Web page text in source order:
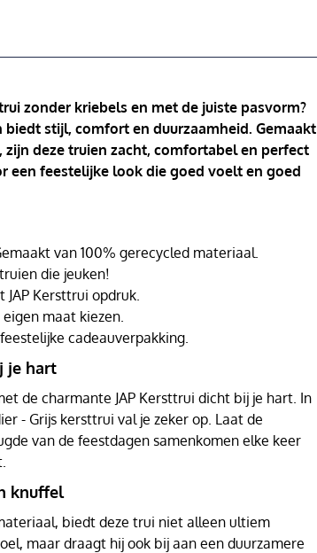
zonder kriebels en met de juiste pasvorm?
stijl, comfort en duurzaamheid. Gemaakt
zijn deze truien zacht, comfortabel en perfect
een feestelijke look die goed voelt en goed
van 100% gerecycled materiaal.
die jeuken!
Kersttrui opdruk.
maat kiezen.
cadeauverpakking.
je hart
de charmante JAP Kersttrui dicht bij je hart. In
- Grijs kersttrui val je zeker op. Laat de
van de feestdagen samenkomen elke keer
knuffel
biedt deze trui niet alleen ultiem
maar draagt hij ook bij aan een duurzamere